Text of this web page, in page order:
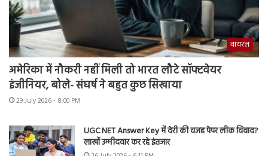
वायरल
अमेरिका में नौकरी नहीं मिली तो भारत लौटे सॉफ्टवेयर
इंजीनियर, बोले- संघर्ष ने बहुत कुछ सिखाया
29 July 2026 - 8:00 PM
UGC NET Answer Key में देरी की वजह पेपर लीक विवाद?
लाखों उम्मीदवार कर रहे इंतजार